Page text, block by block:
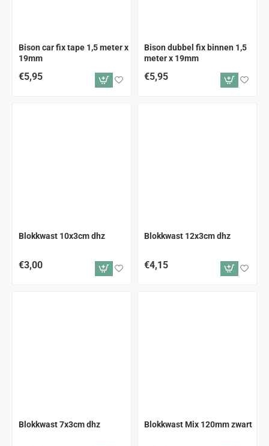
Bison car fix tape 1,5 meter x
19mm
€5,95
Bison dubbel fix binnen 1,5
meter x 19mm
€5,95
Blokkwast 10x3cm dhz
€3,00
Blokkwast 12x3cm dhz
€4,15
Blokkwast 7x3cm dhz Blokkwast Mix 120mm zwart